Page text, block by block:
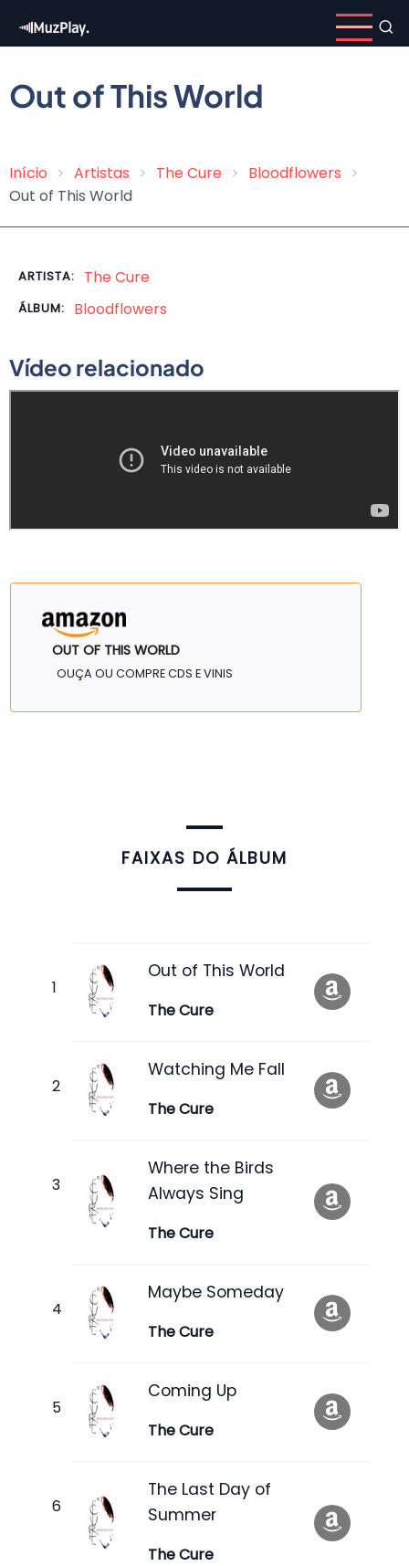
para
conteúdo
principal
Out of This World
Trilha
Início Artistas The Cure
Bloodflowers
Out of This World
ARTISTA: The Cure
ÁLBUM: Bloodflowers
Vídeo relacionado
OUT OF THIS WORLD
OUÇA OU COMPRE CDS E VINIS
FAIXAS DO ÁLBUM
Out of This World
The Cure
Watching Me Fall
The Cure
Where the Birds
Always Sing
The Cure
Maybe Someday
The Cure
Coming Up
The Cure
The Last Day of
Summer
The Cure